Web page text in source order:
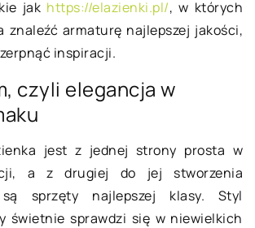
jak https://elazienki.pl/, w których
znaleźć armaturę najlepszej jakości,
inspiracji.
czyli elegancja w
jest z jednej strony prosta w
a z drugiej do jej stworzenia
są sprzęty najlepszej klasy. Styl
świetnie sprawdzi się w niewielkich